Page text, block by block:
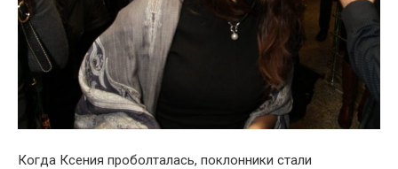
Когда Ксения проболталась, поклонники стали